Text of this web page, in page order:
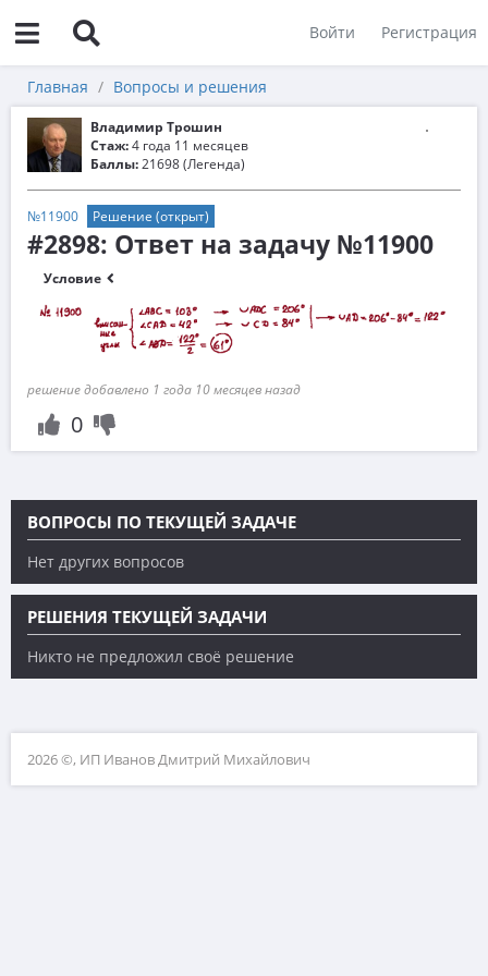
Войти Регистрация
Главная Вопросы и решения
Владимир Трошин
Стаж:4 года 11 месяцев
Баллы:21698 (Легенда)
№11900 Решение (открыт)
#2898: Ответ на задачу №11900
Условие
решение добавлено 1 года 10 месяцев назад
0
ВОПРОСЫ ПО ТЕКУЩЕЙ ЗАДАЧЕ
Нет других вопросов
РЕШЕНИЯ ТЕКУЩЕЙ ЗАДАЧИ
Никто не предложил своё решение
2026 ©, ИП Иванов Дмитрий Михайлович